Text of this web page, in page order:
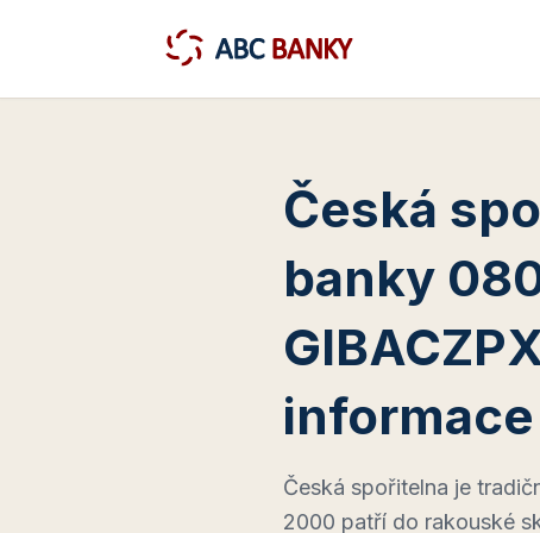
Česká
banky
informace
Česká spořitelna je
2000 patří do rakouské